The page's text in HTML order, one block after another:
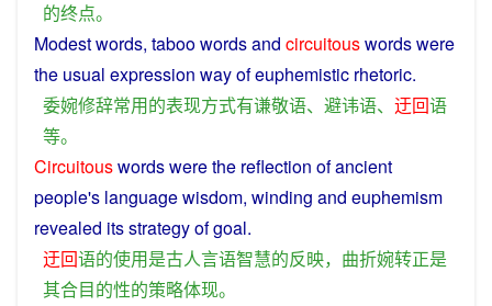
的终点。
Modestwords, taboowordsand circuitouswordswere
the usual expression wayofeuphemistic rhetoric.
委婉修辞常用的表现方式有谦敬语、 避讳语、 迂回语
等。
Circuitouswordswerethe reflection ofancient
people's languagewisdom, winding and euphemism
revealed itsstrategyof goal.
迂回语的使用是古人言语智慧的反映， 曲折婉转正是
其合目的性的策略体现。